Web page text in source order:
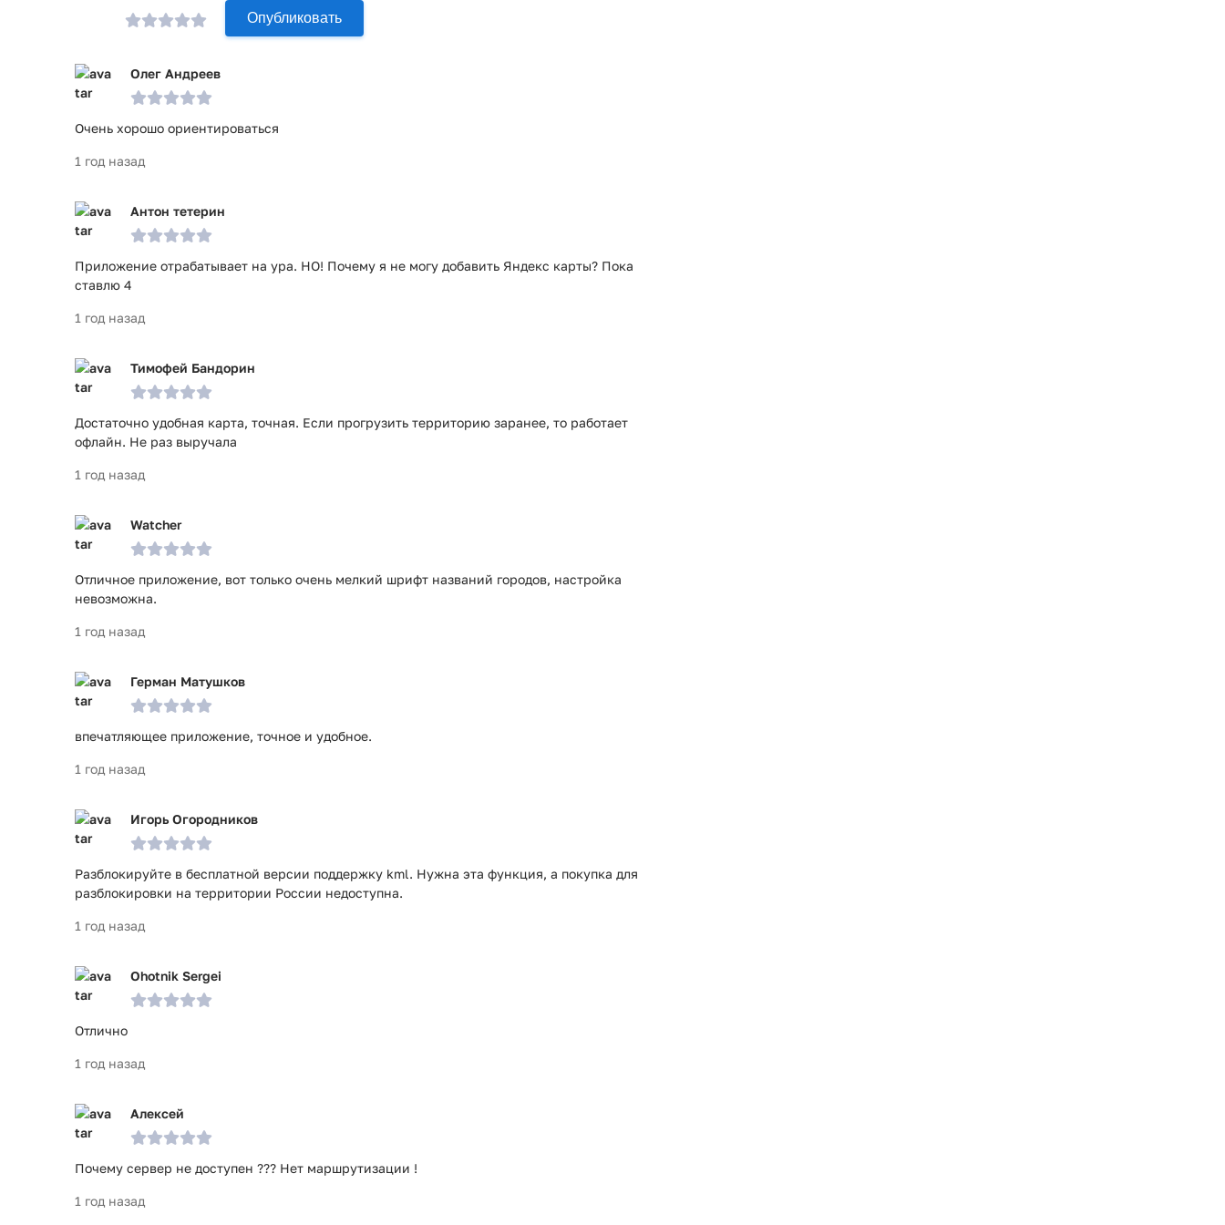
Данное приложение отлично подойдет всем путешественникам или просто людям, которым
интересно посмотреть на интересные места в мире. Программа существует в бесплатном
Приложение All-In-One Offline Maps прошло проверку антивирусом VirusTotal. В результате
Опубликовать
Олег Андреев
Очень хорошо ориентироваться
1 год назад
Антон тетерин
Приложение отрабатывает на ура. НО! Почему я не могу добавить Яндекс карты? Пока
ставлю 4
1 год назад
Тимофей Бандорин
Достаточно удобная карта, точная. Если прогрузить территорию заранее, то работает
офлайн. Не раз выручала
1 год назад
Watcher
Отличное приложение, вот только очень мелкий шрифт названий городов, настройка
невозможна.
1 год назад
Герман Матушков
впечатляющее приложение, точное и удобное.
1 год назад
Игорь Огородников
Разблокируйте в бесплатной версии поддержку kml. Нужна эта функция, а покупка для
разблокировки на территории России недоступна.
1 год назад
Ohotnik Sergei
Отлично
1 год назад
Алексей
Почему сервер не доступен ??? Нет маршрутизации !
1 год назад